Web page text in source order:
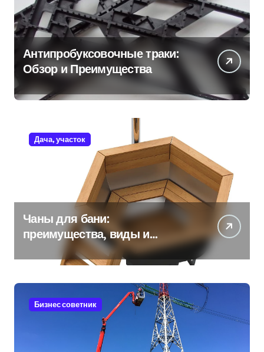
Антипробуксовочные траки:
Обзор и Преимущества
Дача, участок
Чаны для бани:
преимущества, виды и
особенности использования
Бизнес советник